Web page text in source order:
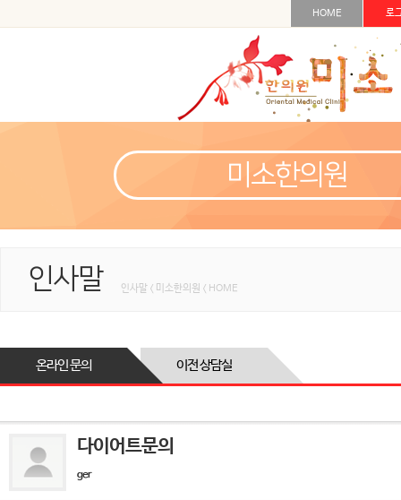
HOME 로
미소한의원
인사말 인사말 < 미소한의원 < HOME
온라인 문의 이전 상담실
다이어트문의
ger